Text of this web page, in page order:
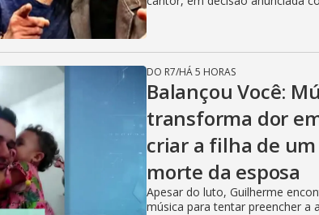
DO R7/HÁ 5 HORAS
Balançou Você:
transforma dor
criar a filha de
morte da esposa
Apesar do luto, Guilherme
música para tentar preencher a